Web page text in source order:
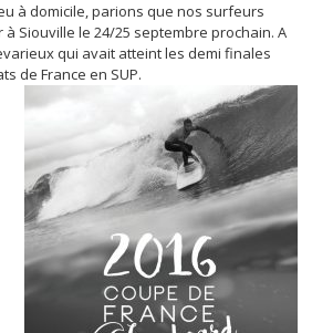
à domicile, parions que nos surfeurs
Siouville le 24/25 septembre prochain. A
qui avait atteint les demi finales
de France en SUP.